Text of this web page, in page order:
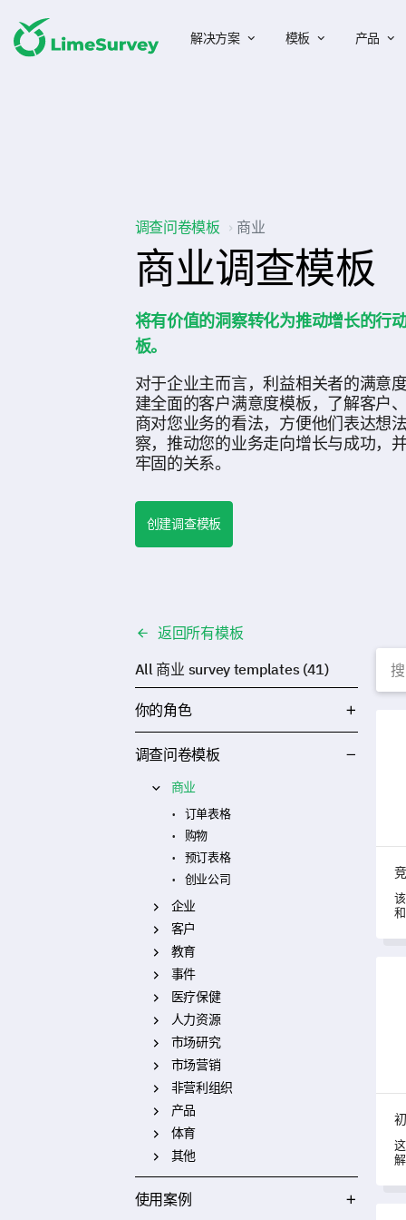
解决方案 模板 产品
调查问卷模板 商业
商业调查模板
将有价值的洞察转化为推动增长的行
板。
对于企业主而言，利益相关者的满意
建全面的客户满意度模板，了解客户
商对您业务的看法，方便他们表达想
察，推动您的业务走向增长与成功，
牢固的关系。
创建调查模板
竞
初
创
返回所有模板
All 商业 survey templates (41)
你的角色
调查问卷模板
商业
订单表格
购物
预订表格
创业公司
企业
客户
教育
事件
医疗保健
人力资源
市场研究
市场营销
非营利组织
产品
体育
其他
使用案例